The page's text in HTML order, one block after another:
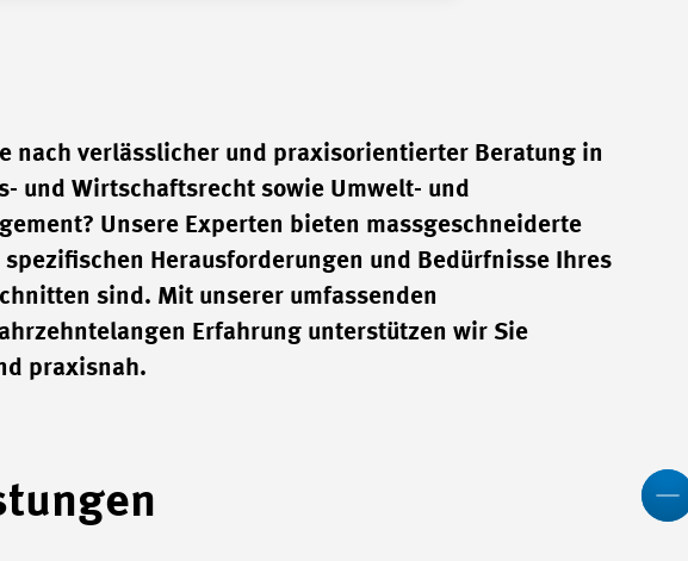
nach verlässlicher und praxisorientierter Beratung in
und Wirtschaftsrecht sowie Umwelt- und
Unsere Experten bieten massgeschneiderte
spezifischen Herausforderungen und Bedürfnisse Ihres
sind. Mit unserer umfassenden
Erfahrung unterstützen wir Sie
praxisnah.